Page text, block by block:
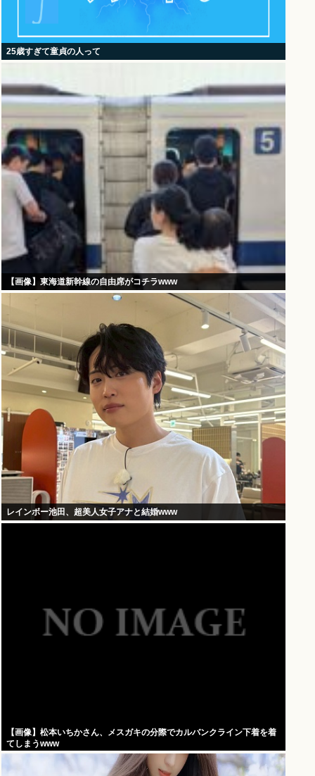
25歳すぎて童貞の人って
【画像】東海道新幹線の自由席がコチラwww
レインボー池田、超美人女子アナと結婚www
【画像】松本いちかさん、メスガキの分際でカルバンクライン下着を着
てしまうwww